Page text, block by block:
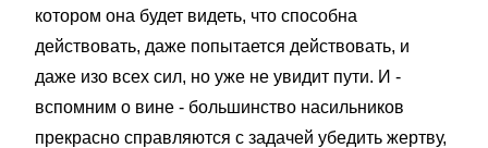
котором она будет видеть, что способна
действовать, даже попытается действовать, и
даже изо всех сил, но уже не увидит пути. И -
вспомним о вине - большинство насильников
прекрасно справляются с задачей убедить жертву,